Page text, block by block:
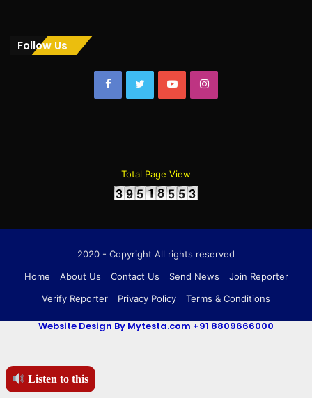
Listen to this
Follow Us
FacebookTwitterYouTubeInstagram
Total Page View
2020 - Copyright All rights reserved
Home
About Us Contact Us Send News
Join Reporter
Verify Reporter
Privacy Policy Terms & Conditions
Website Design By Mytesta.com +91 8809666000